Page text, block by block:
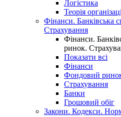
Логістика
Теорія
Фінанси. Банківська
Страхування
Фінанси.
ринок.
Показати всі
Фінанси
Фондовий
Страхування
Банки
Грошовий обіг
Закони. Кодекси.